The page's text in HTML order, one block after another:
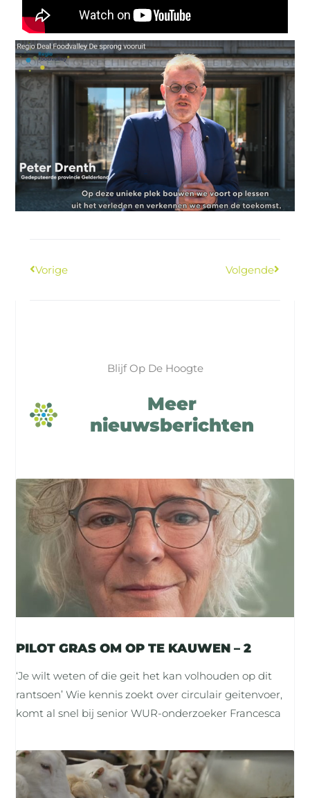
Vorige Volgende
Blijf Op De Hoogte
Meer
nieuwsberichten
PILOT GRAS OM OP TE KAUWEN – 2
‘Je wilt weten of die geit het kan volhouden op dit
rantsoen’ Wie kennis zoekt over circulair geitenvoer,
komt al snel bij senior WUR-onderzoeker Francesca